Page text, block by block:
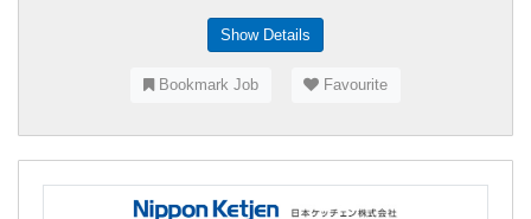
Show Details
Bookmark Job Favourite